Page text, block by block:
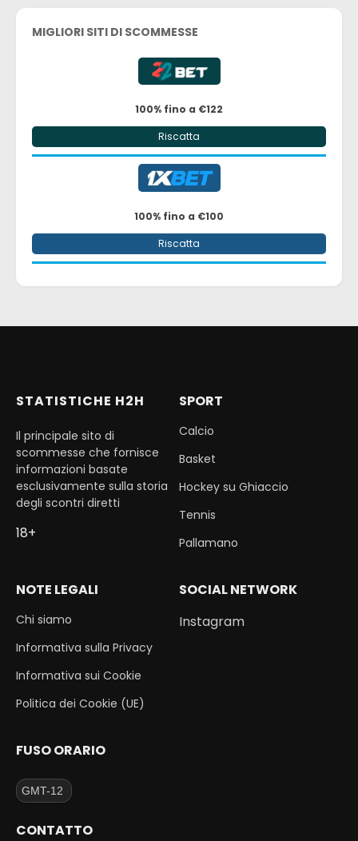
MIGLIORI SITI DI SCOMMESSE
100% fino a €122
Riscatta
100% fino a €100
Riscatta
STATISTICHE H2H
Il principale sito di
scommesse che fornisce
informazioni basate
esclusivamente sulla storia
degli scontri diretti
18+
SPORT
Calcio
Basket
Hockey su Ghiaccio
Tennis
Pallamano
NOTE LEGALI
Chi siamo
Informativa sulla Privacy
Informativa sui Cookie
Politica dei Cookie (UE)
SOCIAL NETWORK
Instagram
FUSO ORARIO
CONTATTO